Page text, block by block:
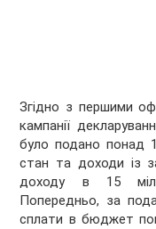
Згідно з першими
кампанії
було подано понад
стан та доходи із
доходу в 15
Попередньо, за
сплати в бюджет